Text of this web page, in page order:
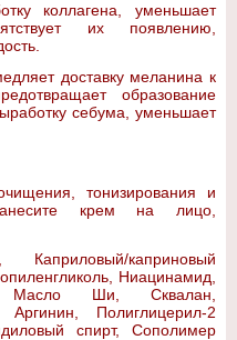
коллагена, уменьшает
их появлению,
доставку меланина к
образование
себума, уменьшает
тонизирования и
крем на лицо,
каприновый
Ниацинамид,
Масло Ши, Сквалан,
Аргинин, Полиглицерил-2
спирт, Сополимер